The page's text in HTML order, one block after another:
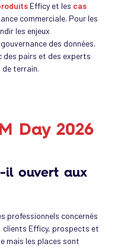
Efficy et les cas
commerciale. Pour les
les enjeux
des données.
des pairs et des experts
de terrain.
Day 2026
il ouvert aux
professionnels concernés
clients Efficy, prospects et
mais les places sont